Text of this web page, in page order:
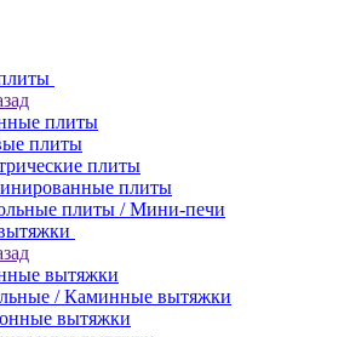
плиты
плиты
плиты
плиты
плиты / Мини-печи
вытяжки
/ Каминные вытяжки
вытяжки